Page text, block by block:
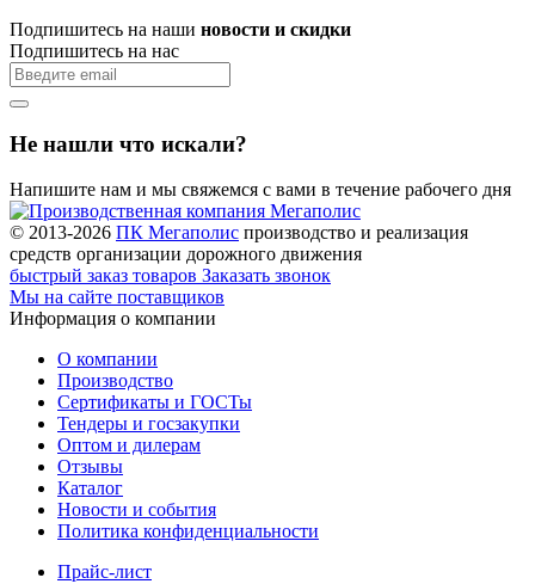
Подпишитесь на наши новости и скидки
Подпишитесь на нас
Не нашли что искали?
Напишите нам и мы свяжемся с вами в течение рабочего дня
© 2013-2026 ПК Мегаполис производство и реализация
средств организации дорожного движения
быстрый заказ товаров Заказать звонок
Мы на сайте поставщиков
Информация о компании
О компании
Производство
Сертификаты и ГОСТы
Тендеры и госзакупки
Оптом и дилерам
Отзывы
Каталог
Новости и события
Политика конфиденциальности
Прайс-лист